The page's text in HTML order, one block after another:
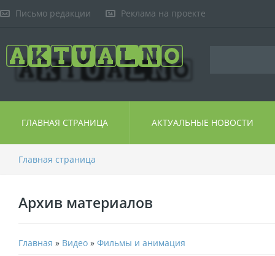
Письмо редакции Реклама на проекте
ГЛАВНАЯ СТРАНИЦА АКТУАЛЬНЫЕ НОВОСТИ
Главная страница
Архив материалов
Главная » Видео » Фильмы и анимация